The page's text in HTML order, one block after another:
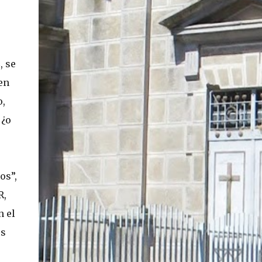
se
el
En concreto, las personas podrán acceder a
su carnet y/o pasaporte en una aplicación
móvil del Registro Civil, la cual estará
disponible en iOS y Android. El director del
Registro Civil, Omar Morales, detalló que
"quien renueve a partir del 16 de diciembre,
va a poder sacar cédula de identidad digital
y pasaporte digital. Van a tener la
funcionalidad en su celular a partir de una
app especial, que va a permitir que a través
de pruebas de vida se asegure que la
persona es quien dice ser". Morales también
detalló, en el matinal "Mucho Gusto" de
Mega, las importantes medidas de
seguridad ...